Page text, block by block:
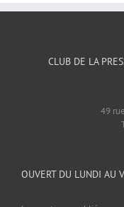
CLUB DE LA
49
OUVERT DU LUNDI